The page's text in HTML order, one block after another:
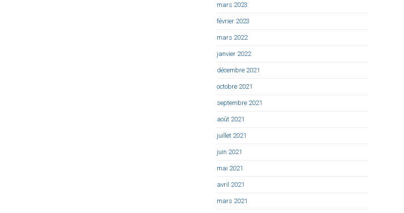
mars 2023
février 2023
mars 2022
janvier 2022
décembre 2021
octobre 2021
septembre 2021
août 2021
juillet 2021
juin 2021
mai 2021
avril 2021
mars 2021